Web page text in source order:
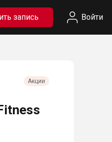
запись Войти
Акции